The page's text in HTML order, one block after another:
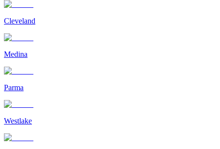
Cleveland
Medina
Parma
Westlake